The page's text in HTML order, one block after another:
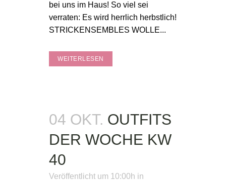
bei uns im Haus! So viel sei
verraten: Es wird herrlich herbstlich!
STRICKENSEMBLES WOLLE...
WEITERLESEN
04 OKT. OUTFITS
DER WOCHE KW
40
Veröffentlicht um 10:00h in